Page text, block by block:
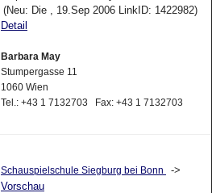
(Neu: Die , 19.Sep 2006 LinkID: 1422982)
Detail
Barbara May
Stumpergasse 11
1060 Wien
Tel.: +43 1 7132703 Fax: +43 1 7132703
Schauspielschule Siegburg bei Bonn
->
Vorschau